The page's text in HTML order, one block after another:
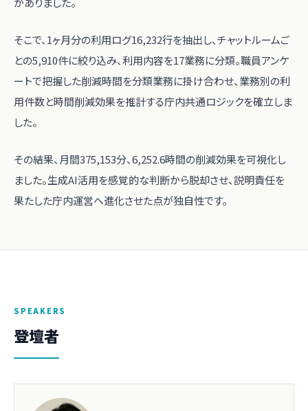
そこで、1ヶ月分の利用ログ16,232行を抽出し、チャットルームご
との5,910件に絞り込み、利用内容を17業務に分類。職員アンケ
ートで把握した削減時間を分類業務に掛け合わせ、業務別の利
用件数と時間削減効果を推計する庁内共通ロジックを確立しま
した。
その結果、月間375,153分、6,252.6時間の削減効果を可視化し
ました。生成AI活用を感覚的な判断から脱却させ、説明責任を
果たした庁内運営へ進化させた点が独自性です。
SPEAKERS
登壇者